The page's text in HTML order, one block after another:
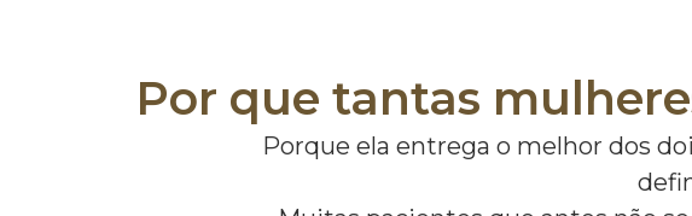
Por que tantas
Porque ela entrega o melhor dos